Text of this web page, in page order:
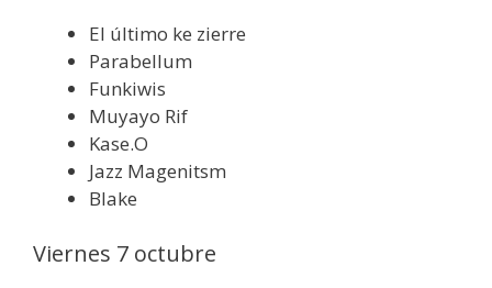
El último ke zierre
Parabellum
Funkiwis
Muyayo Rif
Kase.O
Jazz Magenitsm
Blake
Viernes 7 octubre